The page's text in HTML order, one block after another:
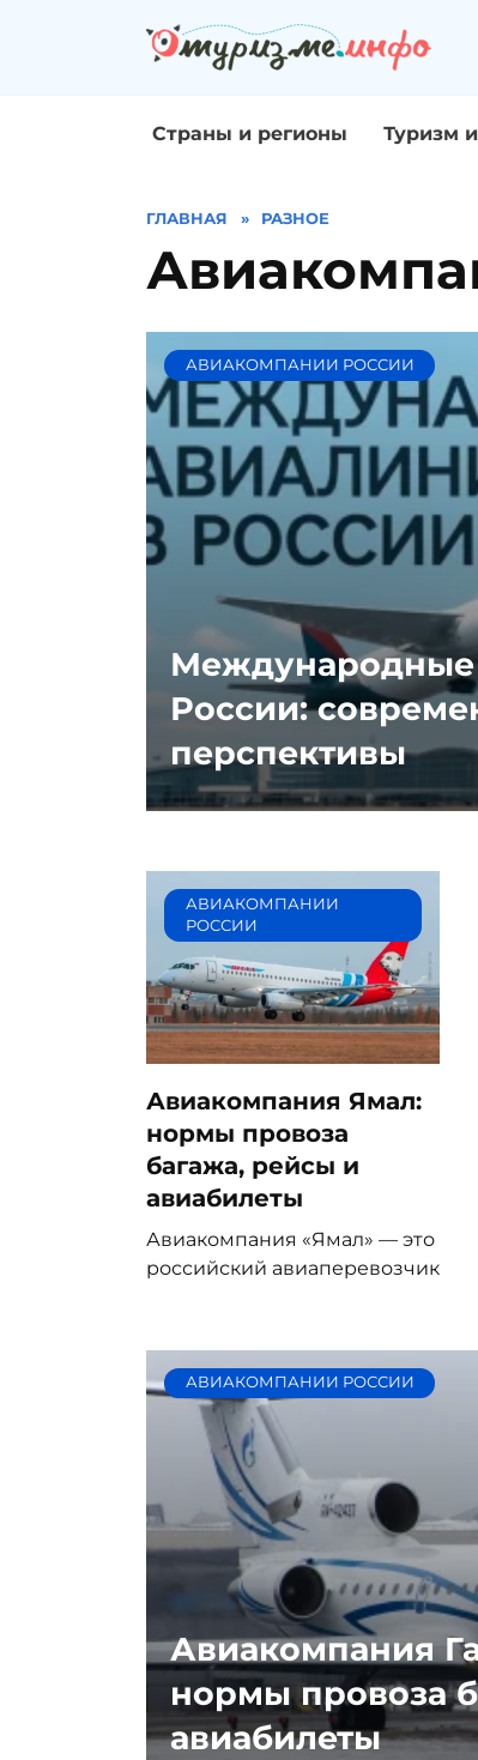
Страны и регионы Туризм
ГЛАВНАЯ » РАЗНОЕ
АВИАКОМПАНИИ РОССИИ
Международные
России:
перспективы
АВИАКОМПАНИИ
РОССИИ
Авиакомпания Ямал:
нормы провоза
багажа, рейсы и
авиабилеты
Авиакомпания «Ямал» — это
российский авиаперевозчик
АВИАКОМПАНИИ РОССИИ
Авиакомпания
нормы провоза
авиабилеты